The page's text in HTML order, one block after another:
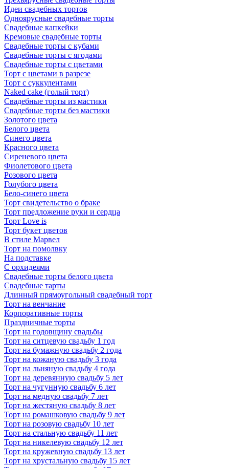
Идеи свадебных тортов
Одноярусные свадебные торты
Свадебные капкейки
Кремовые свадебные торты
Свадебные торты с кубами
Свадебные торты с ягодами
Свадебные торты с цветами
Торт с цветами в разрезе
Торт с суккулентами
Naked cake (голый торт)
Свадебные торты из мастики
Свадебные торты без мастики
Золотого цвета
Белого цвета
Синего цвета
Красного цвета
Сиреневого цвета
Фиолетового цвета
Розового цвета
Голубого цвета
Бело-синего цвета
Торт свидетельство о браке
Торт предложение руки и сердца
Торт Love is
Торт букет цветов
В стиле Марвел
Торт на помолвку
На подставке
С орхидеями
Свадебные торты белого цвета
Свадебные тарты
Длинный прямоугольный свадебный торт
Торт на венчание
Корпоративные торты
Праздничные торты
Торт на годовщину свадьбы
Торт на ситцевую свадьбу 1 год
Торт на бумажную свадьбу 2 года
Торт на кожаную свадьбу 3 года
Торт на льняную свадьбу 4 года
Торт на деревянную свадьбу 5 лет
Торт на чугунную свадьбу 6 лет
Торт на медную свадьбу 7 лет
Торт на жестяную свадьбу 8 лет
Торт на ромашковую свадьбу 9 лет
Торт на розовую свадьбу 10 лет
Торт на стальную свадьбу 11 лет
Торт на никелевую свадьбу 12 лет
Торт на кружевную свадьбу 13 лет
Торт на хрустальную свадьбу 15 лет